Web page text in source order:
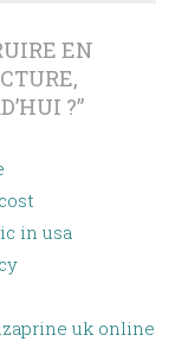
EN
?”
in usa
uk online